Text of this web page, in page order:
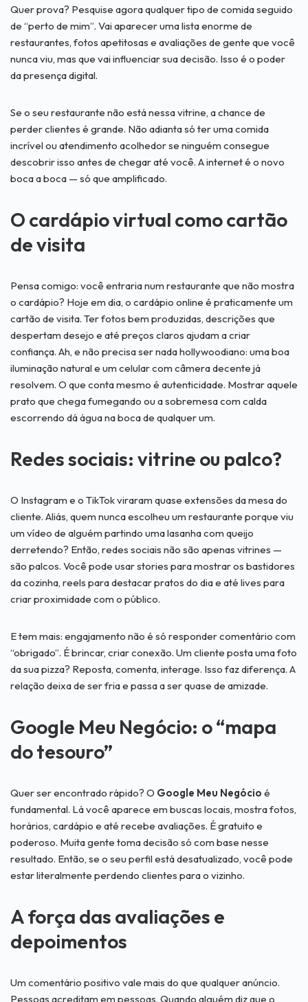
Quer prova? Pesquise agora qualquer tipo de comida seguido
de “perto de mim”. Vai aparecer uma lista enorme de
restaurantes, fotos apetitosas e avaliações de gente que você
nunca viu, mas que vai influenciar sua decisão. Isso é o poder
da presença digital.
Se o seu restaurante não está nessa vitrine, a chance de
perder clientes é grande. Não adianta só ter uma comida
incrível ou atendimento acolhedor se ninguém consegue
descobrir isso antes de chegar até você. A internet é o novo
boca a boca — só que amplificado.
O cardápio virtual como cartão
de visita
Pensa comigo: você entraria num restaurante que não mostra
o cardápio? Hoje em dia, o cardápio online é praticamente um
cartão de visita. Ter fotos bem produzidas, descrições que
despertam desejo e até preços claros ajudam a criar
confiança. Ah, e não precisa ser nada hollywoodiano: uma boa
iluminação natural e um celular com câmera decente já
resolvem. O que conta mesmo é autenticidade. Mostrar aquele
prato que chega fumegando ou a sobremesa com calda
escorrendo dá água na boca de qualquer um.
Redes sociais: vitrine ou palco?
O Instagram e o TikTok viraram quase extensões da mesa do
cliente. Aliás, quem nunca escolheu um restaurante porque viu
um vídeo de alguém partindo uma lasanha com queijo
derretendo? Então, redes sociais não são apenas vitrines —
são palcos. Você pode usar stories para mostrar os bastidores
da cozinha, reels para destacar pratos do dia e até lives para
criar proximidade com o público.
E tem mais: engajamento não é só responder comentário com
“obrigado”. É brincar, criar conexão. Um cliente posta uma foto
da sua pizza? Reposta, comenta, interage. Isso faz diferença. A
relação deixa de ser fria e passa a ser quase de amizade.
Google Meu Negócio: o “mapa
do tesouro”
Quer ser encontrado rápido? O Google Meu Negócio é
fundamental. Lá você aparece em buscas locais, mostra fotos,
horários, cardápio e até recebe avaliações. É gratuito e
poderoso. Muita gente toma decisão só com base nesse
resultado. Então, se o seu perfil está desatualizado, você pode
estar literalmente perdendo clientes para o vizinho.
A força das avaliações e
depoimentos
Um comentário positivo vale mais do que qualquer anúncio.
Pessoas acreditam em pessoas. Quando alguém diz que o